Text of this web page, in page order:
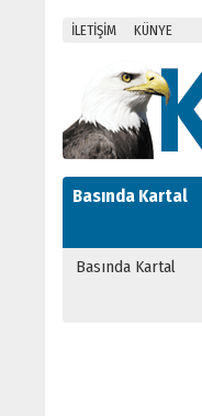
İLETİŞİM KÜNYE
Basında Kartal
Basında Kartal